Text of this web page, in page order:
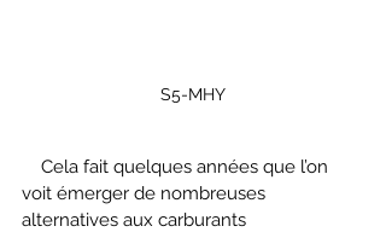
S5-MHY
Cela fait quelques années que l’on
voit émerger de nombreuses
alternatives aux carburants